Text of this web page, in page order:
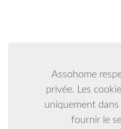
Assohome
privée. Les
uniquement
fournir le